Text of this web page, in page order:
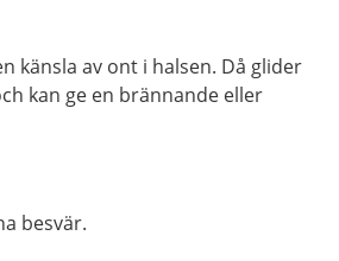
känsla av ont i halsen. Då glider
kan ge en brännande eller
besvär.